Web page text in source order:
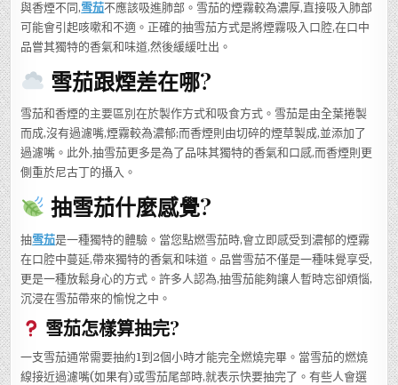
與香煙不同,雪茄不應該吸進肺部。雪茄的煙霧較為濃厚,直接吸入肺部
可能會引起咳嗽和不適。正確的抽雪茄方式是將煙霧吸入口腔,在口中
品嘗其獨特的香氣和味道,然後緩緩吐出。
雪茄跟煙差在哪?
雪茄和香煙的主要區別在於製作方式和吸食方式。雪茄是由全葉捲製
而成,沒有過濾嘴,煙霧較為濃郁;而香煙則由切碎的煙草製成,並添加了
過濾嘴。此外,抽雪茄更多是為了品味其獨特的香氣和口感,而香煙則更
側重於尼古丁的攝入。
抽雪茄什麼感覺?
抽雪茄是一種獨特的體驗。當您點燃雪茄時,會立即感受到濃郁的煙霧
在口腔中蔓延,帶來獨特的香氣和味道。品嘗雪茄不僅是一種味覺享受,
更是一種放鬆身心的方式。許多人認為,抽雪茄能夠讓人暫時忘卻煩惱,
沉浸在雪茄帶來的愉悅之中。
雪茄怎樣算抽完?
一支雪茄通常需要抽約1到2個小時才能完全燃燒完畢。當雪茄的燃燒
線接近過濾嘴(如果有)或雪茄尾部時,就表示快要抽完了。有些人會選